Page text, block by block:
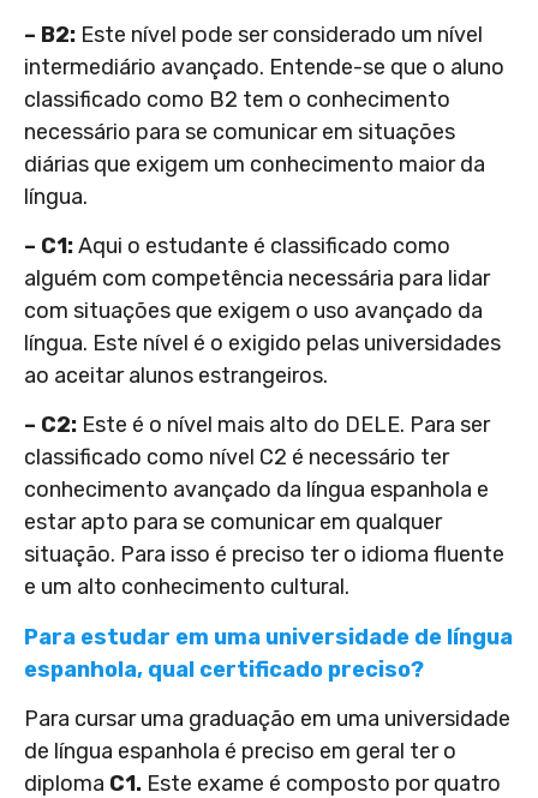
– B2: Este nível pode ser considerado um nível
intermediário avançado. Entende-se que o aluno
classificado como B2 tem o conhecimento
necessário para se comunicar em situações
diárias que exigem um conhecimento maior da
língua.
– C1:Aqui o estudante é classificado como
alguém com competência necessária para lidar
com situações que exigem o uso avançado da
língua. Este nível é o exigido pelas universidades
ao aceitar alunos estrangeiros.
– C2: Este é o nível mais alto do DELE. Para ser
classificado como nível C2 é necessário ter
conhecimento avançado da língua espanhola e
estar apto para se comunicar em qualquer
situação. Para isso é preciso ter o idioma fluente
e um alto conhecimento cultural.
Para estudar em uma universidade de língua
espanhola, qual certificado preciso?
Para cursar uma graduação em uma universidade
de língua espanhola é preciso em geral ter o
diploma C1. Este exame é composto por quatro